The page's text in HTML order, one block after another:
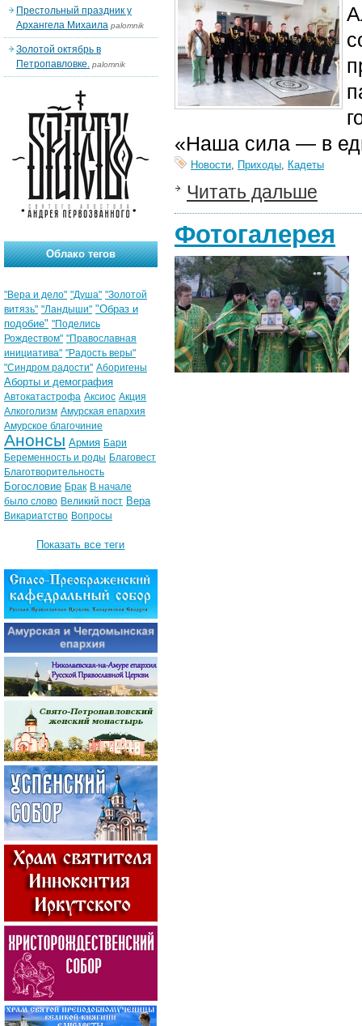
«Наша сила — в
Новости, Приходы, Кадеты
Читать дальше
Фотогалерея
Престольный праздник у
Архангела Михаила palomnik
Золотой октябрь в
Петропавловке. palomnik
Облако тегов
"Вера и дело" "Душа" "Золотой
витязь" "Ландыши" "Образ и
подобие" "Поделись
Рождеством" "Православная
инициатива" "Радость веры"
"Синдром радости" Аборигены
Аборты и демография
Автокатастрофа Аксиос Акция
Алкоголизм Амурская епархия
Амурское благочиние
Анонсы Армия Бари
Беременность и роды Благовест
Благотворительность
Богословие Брак В начале
было слово Великий пост Вера
Викариатство Вопросы
Показать все теги